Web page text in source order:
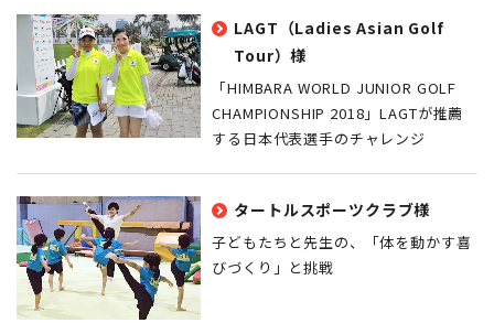
LAGT（Ladies Asian Golf
Tour）様
「HIMBARA WORLD JUNIOR GOLF
CHAMPIONSHIP 2018」LAGTが推薦
する日本代表選手のチャレンジ
タートルスポーツクラブ様
子どもたちと先生の、「体を動かす喜
びづくり」と挑戦